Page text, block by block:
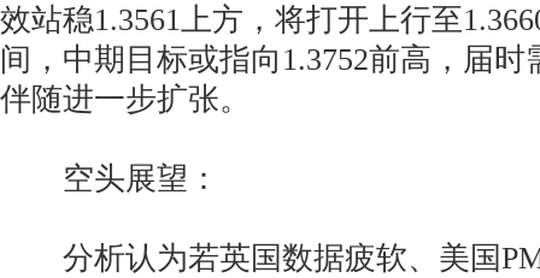
效站稳1.3561上方，将打开上行至
间，中期目标或指向1.3752前高，届
伴随进一步扩张。
空头展望：
分析认为若英国数据疲软、美国